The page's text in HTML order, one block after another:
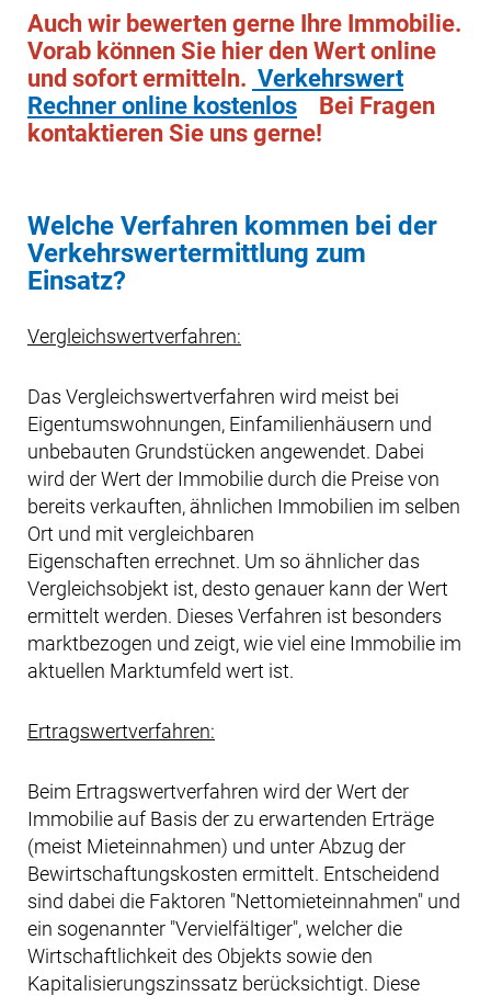
Auch wir bewerten gerne Ihre Immobilie.
Vorab können Sie hier den Wert online
und sofort ermitteln. Verkehrswert
Rechner online kostenlos
Bei Fragen
kontaktieren Sie uns gerne!
Welche Verfahren kommen bei der
Verkehrswertermittlung zum
Einsatz?
Vergleichswertverfahren:
Das Vergleichswertverfahren wird meist bei
Eigentumswohnungen, Einfamilienhäusern und
unbebauten Grundstücken angewendet. Dabei
wird der Wert der Immobilie durch die Preise von
bereits verkauften, ähnlichen Immobilien im selben
Ort und mit vergleichbaren
Eigenschaften errechnet. Um so ähnlicher das
Vergleichsobjekt ist, desto genauer kann der Wert
ermittelt werden. Dieses Verfahren ist besonders
marktbezogen und zeigt, wie viel eine Immobilie im
aktuellen Marktumfeld wert ist.
Ertragswertverfahren:
Beim Ertragswertverfahren wird der Wert der
Immobilie auf Basis der zu erwartenden Erträge
(meist Mieteinnahmen) und unter Abzug der
Bewirtschaftungskosten ermittelt. Entscheidend
sind dabei die Faktoren "Nettomieteinnahmen" und
ein sogenannter "Vervielfältiger", welcher die
Wirtschaftlichkeit des Objekts sowie den
Kapitalisierungszinssatz berücksichtigt. Diese